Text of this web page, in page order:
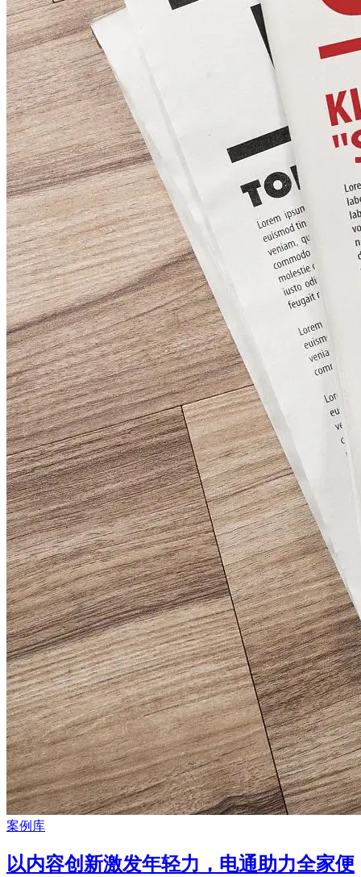
案例库
以内容创新激发年轻力，电通助力全家便